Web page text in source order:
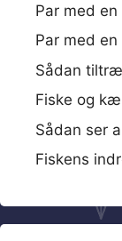
Par med
Par med
Sådan
Fiske og
Sådan ser
Fiskens